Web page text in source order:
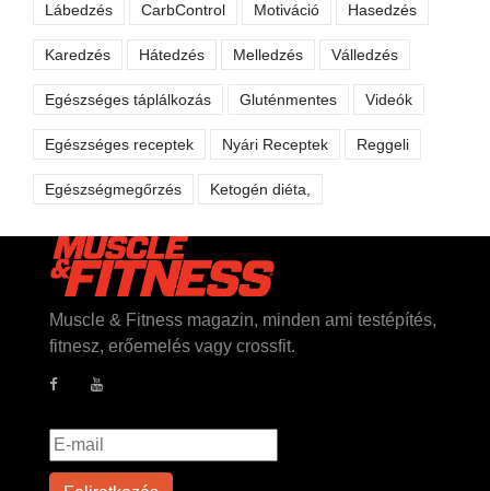
Lábedzés CarbControl Motiváció Hasedzés
Karedzés Hátedzés Melledzés Válledzés
Egészséges táplálkozás Gluténmentes Videók
Egészséges receptek Nyári Receptek Reggeli
Egészségmegőrzés Ketogén diéta,
Muscle & Fitness magazin, minden ami testépítés,
fitnesz, erőemelés vagy crossfit.